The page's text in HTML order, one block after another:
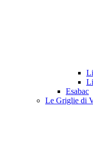
Esabac
Le Griglie di